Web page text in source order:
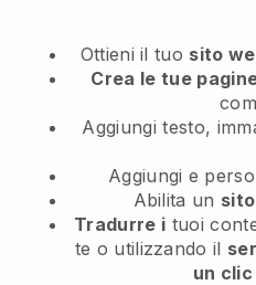
Ottieni il tuo sito
Crea le tue
Aggiungi testo,
Aggiungi e
Abilita un
Tradurre i tuoi
te o utilizzando il
un clic